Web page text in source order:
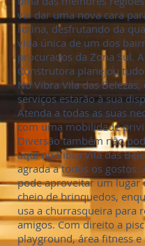
vai dar uma nova cara
rotina, desfrutando da
vida única de um dos
procurados da Zona Sul.
Construtora planejou
No Vibra Vila das
serviços estarão à sua
Atenda a todas as suas
com uma mobilidade
Diversão também não
aqui no Vibra Vila das
agrada a todos os gostos.
pode aproveitar um lugar
cheio de brinquedos,
usa a churrasqueira para
amigos. Com direito a
playground, área fitness e